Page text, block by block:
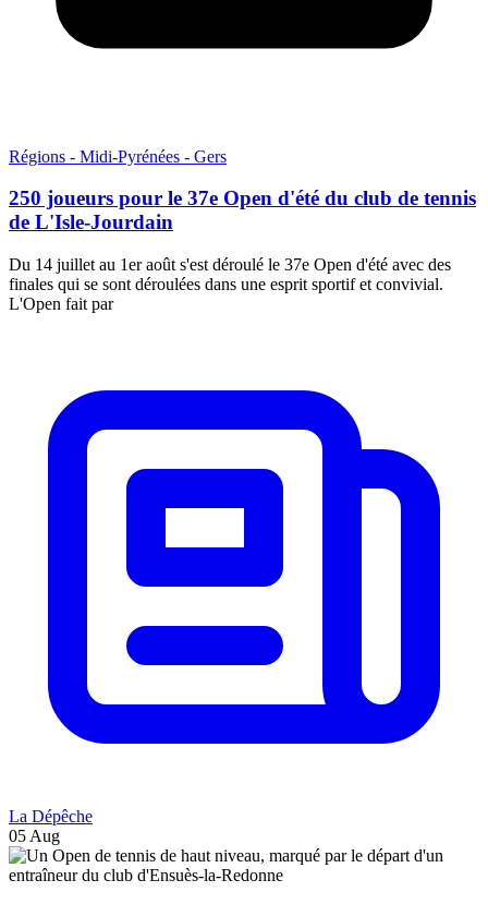
Régions - Midi-Pyrénées - Gers
250 joueurs pour le 37e Open d'été du club de tennis
de L'Isle-Jourdain
Du 14 juillet au 1er août s'est déroulé le 37e Open d'été avec des
finales qui se sont déroulées dans une esprit sportif et convivial.
L'Open fait par
La Dépêche
05 Aug